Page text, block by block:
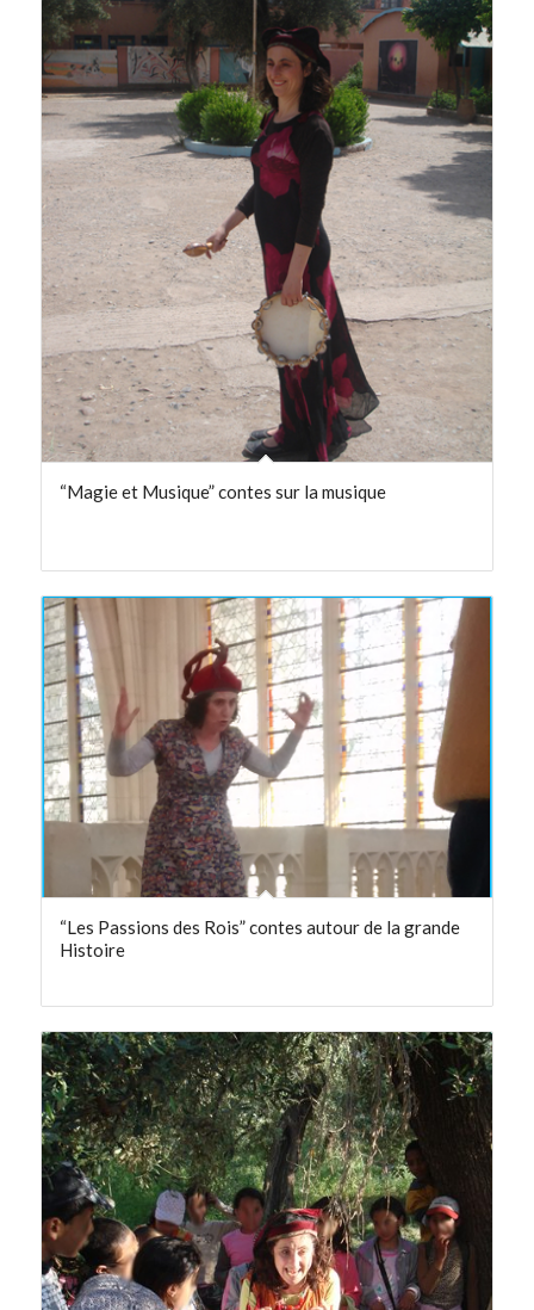
ordre
descendant
“Magie et Musique” contes sur la musique
“Les Passions des Rois” contes autour de la grande
Histoire